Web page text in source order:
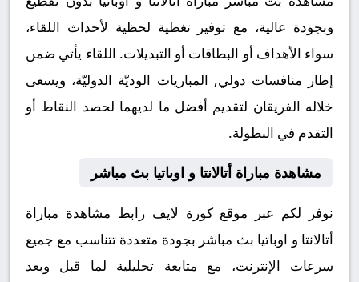
وبجودة عالية، مع توفير تغطية لحظية لأحداث اللقاء،
سواء الأهداف أو البطاقات أو التبديلات. اللقاء يأتي ضمن
إطار منافسات دولي, المباريات الوديّة الدوليّة، ويسعى
خلاله الفريقان لتقديم أفضل ما لديهما لحصد النقاط أو
التقدم في البطولة.
مشاهدة مباراة أتالانتا و اوباتيا بث مباشر
نوفر لكم عبر موقع كورة لايف رابط مشاهدة مباراة
أتالانتا و اوباتيا بث مباشر بجودة متعددة تتناسب مع جميع
سرعات الإنترنت، مع متابعة تحليلية لما قبل وبعد